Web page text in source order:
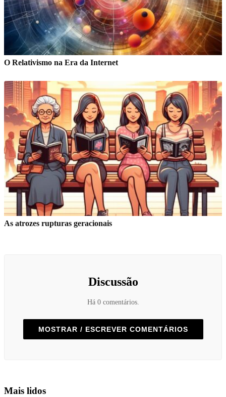
O Relativismo na Era da Internet
As atrozes rupturas geracionais
Discussão
Há 0 comentários.
MOSTRAR / ESCREVER COMENTÁRIOS
Mais lidos